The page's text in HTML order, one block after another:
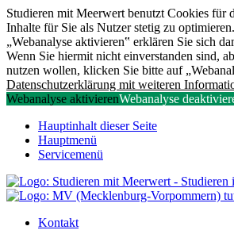
Studieren mit Meerwert benutzt Cookies für
Inhalte für Sie als Nutzer stetig zu
„Webanalyse aktivieren‟ erklären Sie sich
Wenn Sie hiermit nicht einverstanden sind,
nutzen wollen, klicken Sie bitte auf
Datenschutzerklärung mit weiteren
Webanalyse aktivierenWebanalyse
Hauptinhalt dieser Seite
Hauptmenü
Servicemenü
Kontakt